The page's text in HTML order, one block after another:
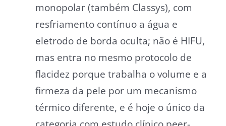
monopolar (também Classys), com
resfriamento contínuo a água e
eletrodo de borda oculta; não é HIFU,
mas entra no mesmo protocolo de
flacidez porque trabalha o volume e a
firmeza da pele por um mecanismo
térmico diferente, e é hoje o único da